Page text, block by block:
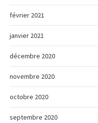
février 2021
janvier 2021
décembre 2020
novembre 2020
octobre 2020
septembre 2020